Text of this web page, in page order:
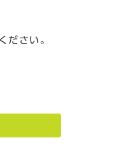
ださい。